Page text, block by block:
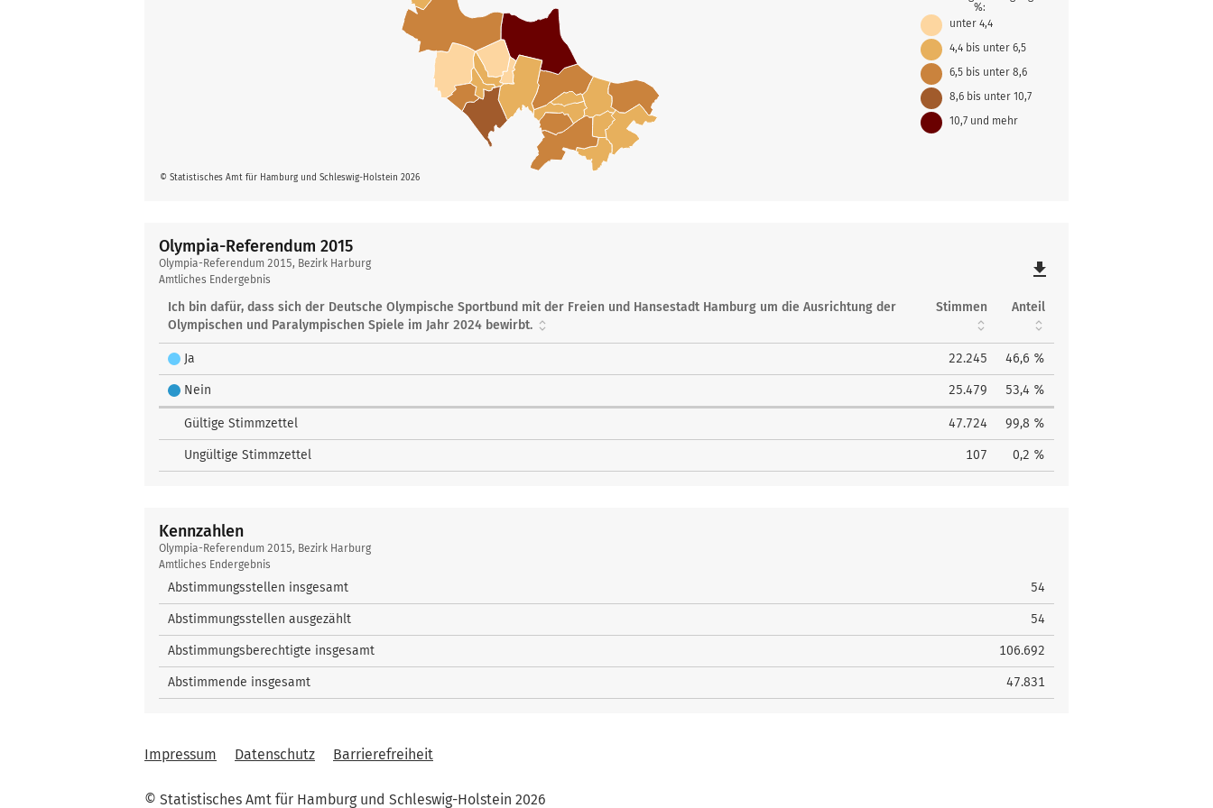
© Statistisches Amt für Hamburg und Schleswig-Holstein 2026
%:
unter 4,4
4,4 bis unter 6,5
6,5 bis unter 8,6
8,6 bis unter 10,7
10,7 und mehr
Olympia-Referendum 2015
Olympia-
Referendum
2015
Olympia-Referendum 2015, Bezirk Harburg
Amtliches Endergebnis
file_download
Ich bin dafür, dass sich der Deutsche Olympische Sportbund mit der Freien und Hansestadt Hamburg um die Ausrichtung der
Olympischen und Paralympischen Spiele im Jahr 2024 bewirbt.
Stimmen Anteil
Ja 22.245 46,6 %
Nein 25.479 53,4 %
Gültige Stimmzettel 47.724 99,8 %
Ungültige Stimmzettel 107 0,2 %
Kennzahlen
Kennzahlen
Olympia-Referendum 2015, Bezirk Harburg
Amtliches Endergebnis
Abstimmungsstellen insgesamt 54
Abstimmungsstellen ausgezählt 54
Abstimmungsberechtigte insgesamt 106.692
Abstimmende insgesamt 47.831
Impressum Datenschutz Barrierefreiheit
© Statistisches Amt für Hamburg und Schleswig-Holstein 2026